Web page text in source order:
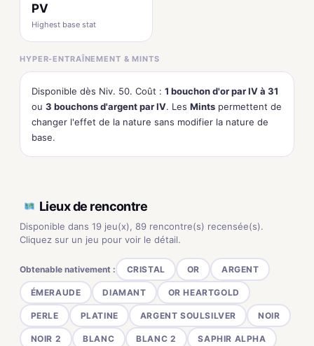
PV
Highest base stat
HYPER-ENTRAÎNEMENT & MINTS
Disponible dès Niv. 50. Coût : 1 bouchon d'or par IV à 31
ou 3 bouchons d'argent par IV. Les Mints permettent de
changer l'effet de la nature sans modifier la nature de
base.
Lieux de rencontre
Disponible dans 19 jeu(x), 89 rencontre(s) recensée(s).
Cliquez sur un jeu pour voir le détail.
Obtenable nativement : CRISTAL OR ARGENT
ÉMERAUDE DIAMANT OR HEARTGOLD
PERLE PLATINE ARGENT SOULSILVER NOIR
NOIR 2 BLANC BLANC 2 SAPHIR ALPHA